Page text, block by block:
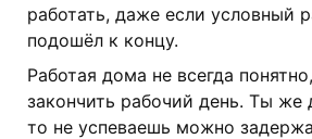
работать, даже если условный
подошёл к концу.
Работая дома не всегда
закончить рабочий день. Ты же
то не успеваешь можно